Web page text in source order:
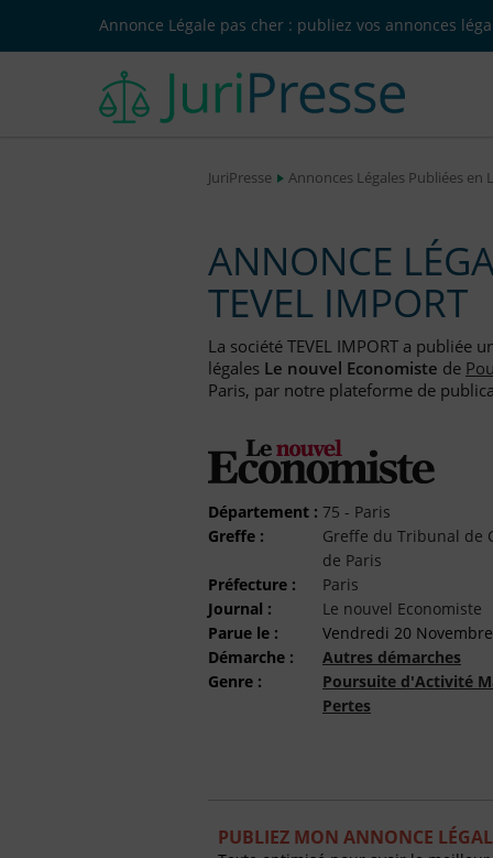
Annonce Légale pas cher : publiez vos annonces
JuriPresse Annonces Légales Publiées en
ANNONCE
TEVEL IMPORT
La société TEVEL IMPORT a publiée
légales Le nouvel Economiste de
Paris, par notre plateforme de
Département : 75 - Paris
Greffe :
Greffe du Tribunal de
de Paris
Préfecture :
Paris
Journal :
Le nouvel Economiste
Parue le :
Vendredi 20
Démarche :
Autres démarches
Genre :
Poursuite d'Activité
Pertes
PUBLIEZ MON ANNONCE